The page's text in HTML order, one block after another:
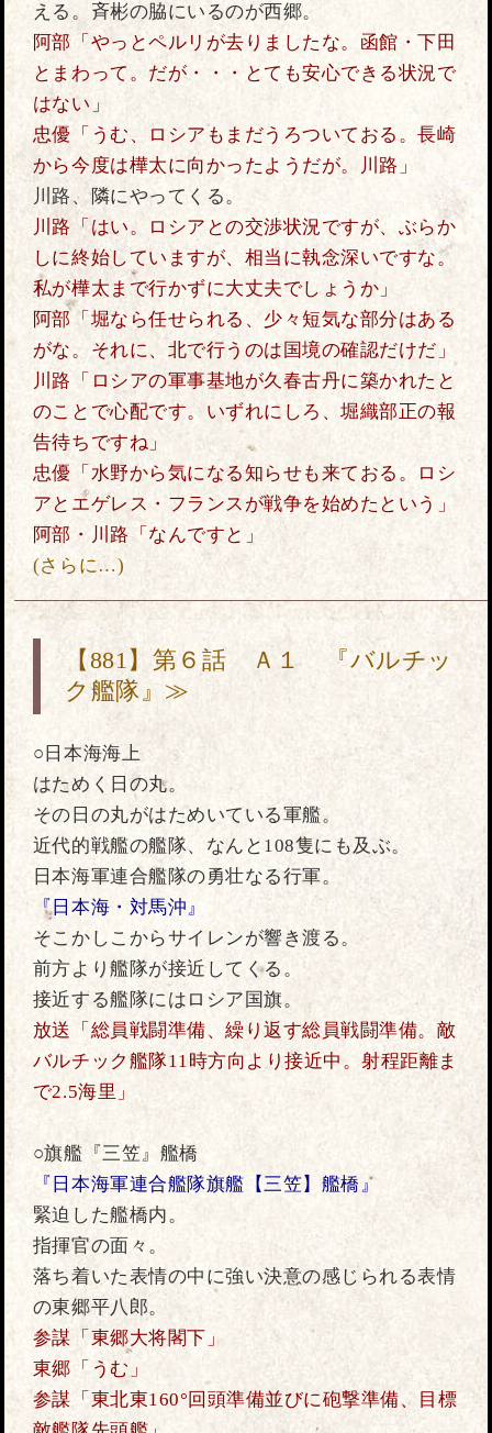
える。斉彬の脇にいるのが西郷。
阿部「やっとペルリが去りましたな。函館・下田
とまわって。だが・・・とても安心できる状況で
はない」
忠優「うむ、ロシアもまだうろついておる。長崎
から今度は樺太に向かったようだが。川路」
川路、隣にやってくる。
川路「はい。ロシアとの交渉状況ですが、ぶらか
しに終始していますが、相当に執念深いですな。
私が樺太まで行かずに大丈夫でしょうか」
阿部「堀なら任せられる、少々短気な部分はある
がな。それに、北で行うのは国境の確認だけだ」
川路「ロシアの軍事基地が久春古丹に築かれたと
のことで心配です。いずれにしろ、堀織部正の報
告待ちですね」
忠優「水野から気になる知らせも来ておる。ロシ
アとエゲレス・フランスが戦争を始めたという」
阿部・川路「なんですと」
(さらに…)
【881】第６話 Ａ１ 『バルチッ
ク艦隊』≫
○日本海海上
はためく日の丸。
その日の丸がはためいている軍艦。
近代的戦艦の艦隊、なんと108隻にも及ぶ。
日本海軍連合艦隊の勇壮なる行軍。
『日本海・対馬沖』
そこかしこからサイレンが響き渡る。
前方より艦隊が接近してくる。
接近する艦隊にはロシア国旗。
放送「総員戦闘準備、繰り返す総員戦闘準備。敵
バルチック艦隊11時方向より接近中。射程距離ま
で2.5海里」
○旗艦『三笠』艦橋
『日本海軍連合艦隊旗艦【三笠】艦橋』
緊迫した艦橋内。
指揮官の面々。
落ち着いた表情の中に強い決意の感じられる表情
の東郷平八郎。
参謀「東郷大将閣下」
東郷「うむ」
参謀「東北東160°回頭準備並びに砲撃準備、目標